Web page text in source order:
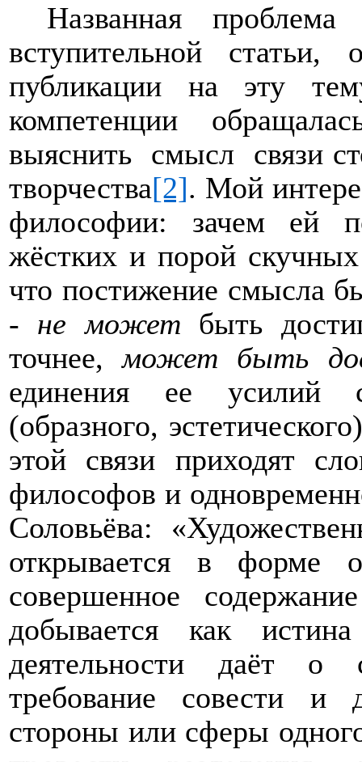
Названная
вступительной
публикации на эту
компетенции
выяснить смысл
связи
творчества[2]. Мой
философии: зачем ей
жёстких и порой
что постижение смысла
- не может быть
точнее,может быть
единения ее усилий
(образного,
этой связи приходят
философов и
Соловьёва:
открывается в форме
совершенное
добывается как
деятельности даёт о
требование совести и
стороны или сферы